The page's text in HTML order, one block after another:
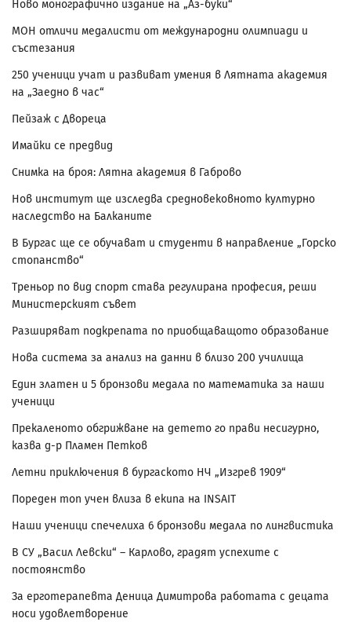
Ново монографично издание на „Аз-буки“
МОН отличи медалисти от международни олимпиади и
състезания
250 ученици учат и развиват умения в Лятната академия
на „Заедно в час“
Пейзаж с Двореца
Имайки се предвид
Снимка на броя: Лятна академия в Габрово
Нов институт ще изследва средновековното културно
наследство на Балканите
В Бургас ще се обучават и студенти в направление „Горско
стопанство“
Треньор по вид спорт става регулирана професия, реши
Министерският съвет
Разширяват подкрепата по приобщаващото образование
Нова система за анализ на данни в близо 200 училища
Един златен и 5 бронзови медала по математика за наши
ученици
Прекаленото обгрижване на детето го прави несигурно,
казва д-р Пламен Петков
Летни приключения в бургаското НЧ „Изгрев 1909“
Пореден топ учен влиза в екипа на INSAIT
Наши ученици спечелиха 6 бронзови медала по лингвистика
В СУ „Васил Левски“ – Карлово, градят успехите с
постоянство
За ерготерапевта Деница Димитрова работата с децата
носи удовлетворение